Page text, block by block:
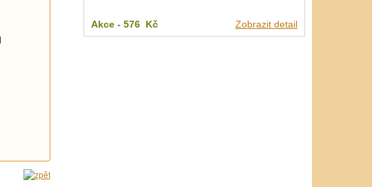
Akce -576 Kč Zobrazit detail